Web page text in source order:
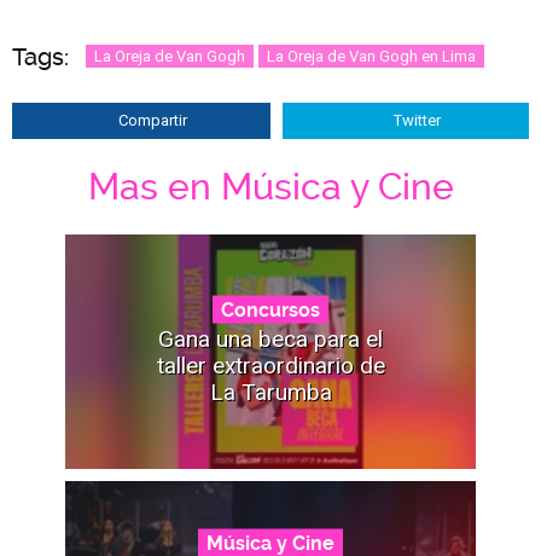
Tags: La Oreja de Van Gogh La Oreja de Van Gogh en Lima
Compartir Twitter
Mas en Música y Cine
Concursos
Gana una beca para el
taller extraordinario de
La Tarumba
Música y Cine